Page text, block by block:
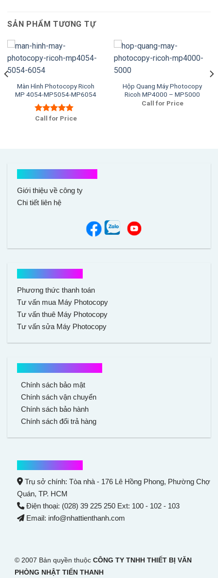
SẢN PHẨM TƯƠNG TỰ
Màn Hình Photocopy Ricoh
MP 4054-MP5054-MP6054
Được xếp
Call for Price
Hộp Quang Máy Photocopy
Ricoh MP4000 – MP5000
Call for Price
Giới thiệu về công ty
Chi tiết liên hệ
Phương thức thanh toán
Tư vấn mua Máy Photocopy
Tư vấn thuê Máy Photocopy
Tư vấn sửa Máy Photocopy
Chính sách bảo mật
Chính sách vận chuyển
Chính sách bảo hành
Chính sách đổi trả hàng
Trụ sở chính: Tòa nhà - 176 Lê Hồng Phong, Phường Chợ
Quán, TP. HCM
Điện thoại: (028) 39 225 250 Ext: 100 - 102 - 103
Email: info@nhattienthanh.com
© 2007 Bản quyền thuộc CÔNG TY TNHH THIẾT BỊ VĂN
PHÒNG NHẬT TIẾN THANH